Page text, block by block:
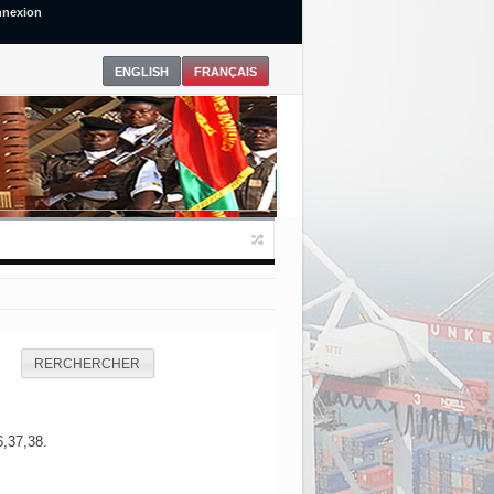
RERCHERCHER